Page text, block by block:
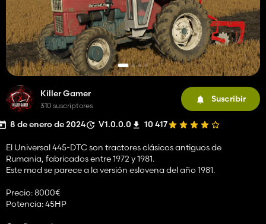
Killer Gamer
310 suscriptores
Suscribir
8 de enero de 2024 V1.0.0.0 10 417
El Universal 445-DTC son tractores clásicos antiguos de
Rumania, fabricados entre 1972 y 1981.
Este mod se parece a la versión eslovena del año 1981.
Precio: 8000€
Potencia: 45HP